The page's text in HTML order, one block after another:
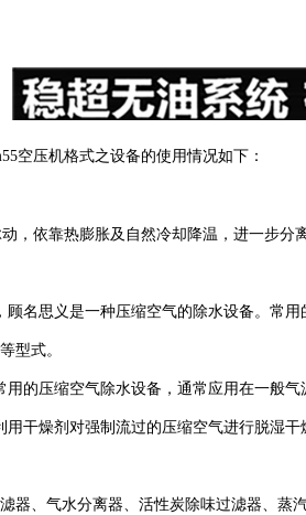
空压机格式之设备的使用情况如下：
，依靠热膨胀及自然冷却降温，进一步分
顾名思义是一种压缩空气的除水设备。常
型式。
用的压缩空气除水设备，通常应用在一般气
用干燥剂对强制流过的压缩空气进行脱湿干
器、气水分离器、活性炭除味过滤器、蒸